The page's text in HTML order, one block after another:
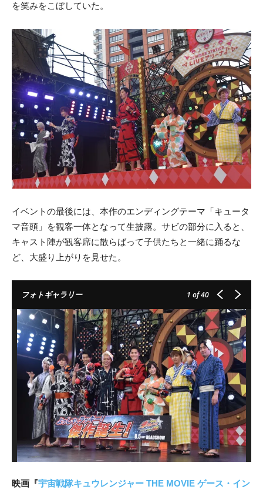
を笑みをこぼしていた。
イベントの最後には、本作のエンディングテーマ「キュータ
マ音頭」を観客一体となって生披露。サビの部分に入ると、
キャスト陣が観客席に散らばって子供たちと一緒に踊るな
ど、大盛り上がりを見せた。
フォトギャラリー 1 of 40
映画『宇宙戦隊キュウレンジャー THE MOVIE ゲース・イン